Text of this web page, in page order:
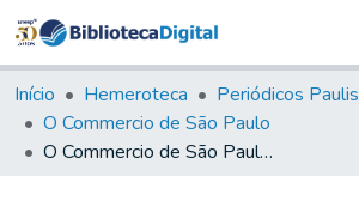
&
Coleções
Tudo na
Biblioteca
Início Hemeroteca
Periódicos
O Commercio de São Paulo
O Commercio de São Paulo, 1894, Ano II, n. 0537